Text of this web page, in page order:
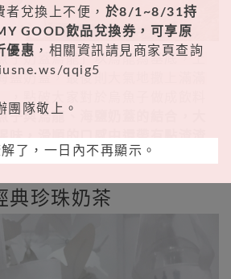
子奶蓋烏龍」以烏龍為基底，上
鹽奶蓋，最後則大氣地撒上滿滿
子與烏龍、海鹽奶蓋的結合，大
味，滑順的口感中還帶有點渣渣
，是一杯令人驚豔的飲品。
典珍珠奶茶
兌換上不便， 於8/1~8/31持
GOOD飲品兌換券，可享原
優惠 ，相關資訊請見商家頁查詢
qqig5
團隊敬上。
了，一日內不再顯示。